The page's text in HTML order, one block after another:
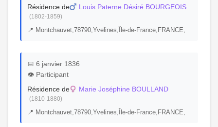
Résidence de
Louis Paterne Désiré BOURGEOIS
(1802-1859)
📍 Montchauvet,78790,Yvelines,Île-de-France,FRANCE,
📅 6 janvier 1836
👁️ Participant
Résidence de
Marie Joséphine BOULLAND
(1810-1880)
📍 Montchauvet,78790,Yvelines,Île-de-France,FRANCE,